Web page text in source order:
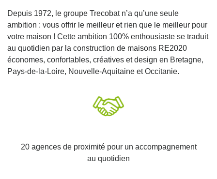
Depuis 1972, le groupe Trecobat n’a qu’une seule
ambition : vous offrir le meilleur et rien que le meilleur pour
votre maison ! Cette ambition 100% enthousiaste se traduit
au quotidien par la construction de maisons RE2020
économes, confortables, créatives et design en Bretagne,
Pays-de-la-Loire, Nouvelle-Aquitaine et Occitanie.
20 agences de proximité pour un accompagnement
au quotidien